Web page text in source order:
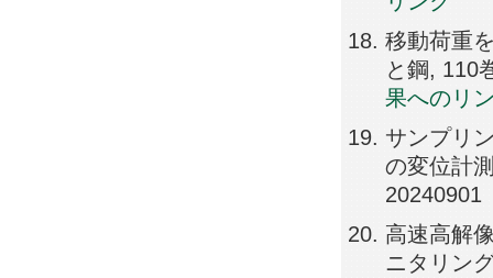
移動荷重
と鋼, 110
果へのリ
サンプリ
の変位計
20240901
高速高解
ニタリン